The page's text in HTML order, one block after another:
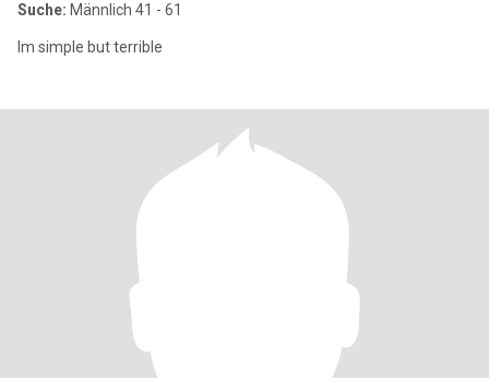
Suche: Männlich 41 - 61
Im simple but terrible